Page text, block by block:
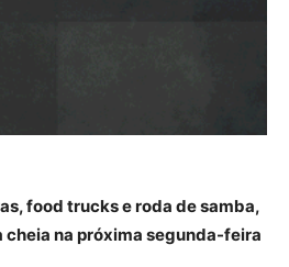
food trucks e roda de samba,
na próxima segunda-feira